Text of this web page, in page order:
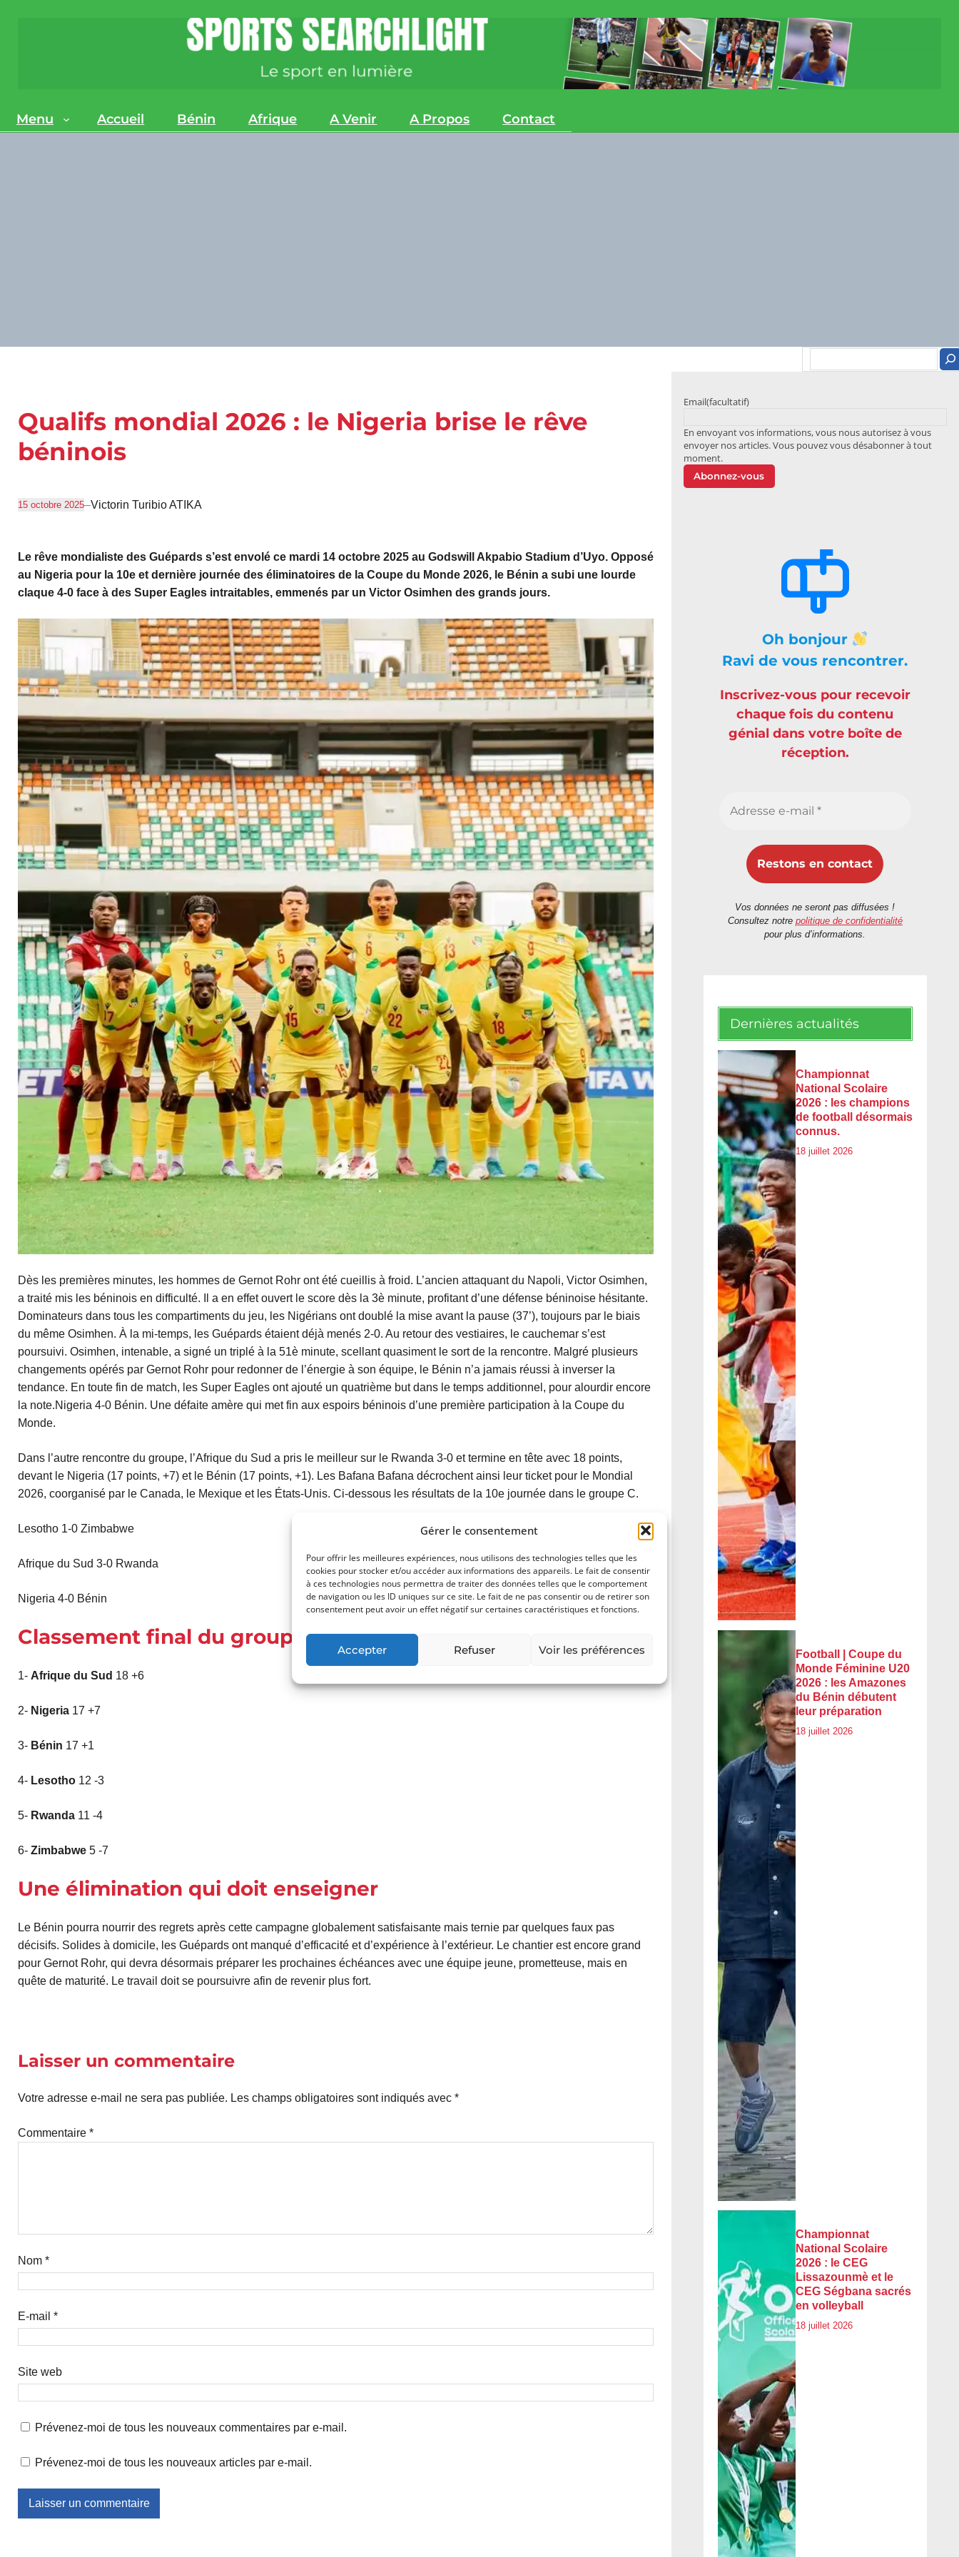
Gérer le consentement
Pour offrir les meilleures expériences, nous utilisons des technologies telles que les
cookies pour stocker et/ou accéder aux informations des appareils. Le fait de consentir
à ces technologies nous permettra de traiter des données telles que le comportement
de navigation ou les ID uniques sur ce site. Le fait de ne pas consentir ou de retirer son
consentement peut avoir un effet négatif sur certaines caractéristiques et fonctions.
Accepter Refuser Voir les préférences
Menu Accueil Bénin Afrique A Venir A Propos Contact
Qualifs mondial 2026 : le Nigeria brise le rêve
béninois
15 octobre 2025–Victorin Turibio ATIKA
Le rêve mondialiste des Guépards s’est envolé ce mardi 14 octobre 2025 au Godswill Akpabio Stadium d’Uyo. Opposé
au Nigeria pour la 10e et dernière journée des éliminatoires de la Coupe du Monde 2026, le Bénin a subi une lourde
claque 4-0 face à des Super Eagles intraitables, emmenés par un Victor Osimhen des grands jours.
Dès les premières minutes, les hommes de Gernot Rohr ont été cueillis à froid. L’ancien attaquant du Napoli, Victor Osimhen,
a traité mis les béninois en difficulté. Il a en effet ouvert le score dès la 3è minute, profitant d’une défense béninoise hésitante.
Dominateurs dans tous les compartiments du jeu, les Nigérians ont doublé la mise avant la pause (37’), toujours par le biais
du même Osimhen. À la mi-temps, les Guépards étaient déjà menés 2-0. Au retour des vestiaires, le cauchemar s’est
poursuivi. Osimhen, intenable, a signé un triplé à la 51è minute, scellant quasiment le sort de la rencontre. Malgré plusieurs
changements opérés par Gernot Rohr pour redonner de l’énergie à son équipe, le Bénin n’a jamais réussi à inverser la
tendance. En toute fin de match, les Super Eagles ont ajouté un quatrième but dans le temps additionnel, pour alourdir encore
la note.Nigeria 4-0 Bénin. Une défaite amère qui met fin aux espoirs béninois d’une première participation à la Coupe du
Monde.
Dans l’autre rencontre du groupe, l’Afrique du Sud a pris le meilleur sur le Rwanda 3-0 et termine en tête avec 18 points,
devant le Nigeria (17 points, +7) et le Bénin (17 points, +1). Les Bafana Bafana décrochent ainsi leur ticket pour le Mondial
2026, coorganisé par le Canada, le Mexique et les États-Unis. Ci-dessous les résultats de la 10e journée dans le groupe C.
Lesotho 1-0 Zimbabwe
Afrique du Sud 3-0 Rwanda
Nigeria 4-0 Bénin
Classement final du groupe
1- Afrique du Sud 18 +6
2- Nigeria17 +7
3- Bénin 17 +1
4- Lesotho12 -3
5- Rwanda11 -4
6- Zimbabwe5 -7
Une élimination qui doit enseigner
Le Bénin pourra nourrir des regrets après cette campagne globalement satisfaisante mais ternie par quelques faux pas
décisifs. Solides à domicile, les Guépards ont manqué d’efficacité et d’expérience à l’extérieur. Le chantier est encore grand
pour Gernot Rohr, qui devra désormais préparer les prochaines échéances avec une équipe jeune, prometteuse, mais en
quête de maturité. Le travail doit se poursuivre afin de revenir plus fort.
Laisser un commentaire
Votre adresse e-mail ne sera pas publiée. Les champs obligatoires sont indiqués avec *
Commentaire *
Nom *
E-mail *
Site web
Prévenez-moi de tous les nouveaux commentaires par e-mail.
Prévenez-moi de tous les nouveaux articles par e-mail.
Email(facultatif)
En envoyant vos informations, vous nous autorisez à vous
envoyer nos articles. Vous pouvez vous désabonner à tout
moment.
Abonnez-vous
Oh bonjour
Ravi de vous rencontrer.
Inscrivez-vous pour recevoir
chaque fois du contenu
génial dans votre boîte de
réception.
Vos données ne seront pas diffusées !
Consultez notre politique de confidentialité
pour plus d’informations.
Dernières actualités
Championnat
National Scolaire
2026 : les champions
de football désormais
connus.
18 juillet 2026
Football | Coupe du
Monde Féminine U20
2026 : les Amazones
du Bénin débutent
leur préparation
18 juillet 2026
Championnat
National Scolaire
2026 : le CEG
Lissazounmè et le
CEG Ségbana sacrés
en volleyball
18 juillet 2026